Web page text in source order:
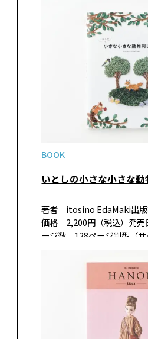
BOOK
いとしの小さな小さな動
著者 itosino EdaMaki出
価格 2,200円（税込）発
ージ数 128ページ判型（
で人気の刺しゅう作家